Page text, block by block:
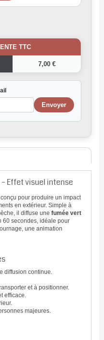
TTC
7,00 €
Effet visuel intense
pour produire un impact
en extérieur. Simple à
il diffuse une fumée vert
60 secondes, idéale pour
une animation
diffusion continue.
et à positionner.
efficace.
majeures.